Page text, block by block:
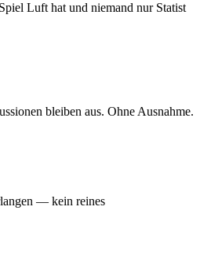
Luft hat und niemand nur Statist
bleiben aus. Ohne Ausnahme.
— kein reines